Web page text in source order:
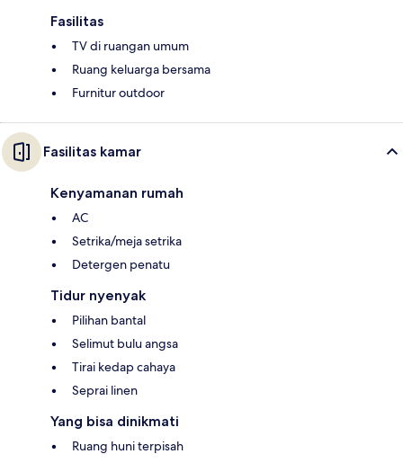
Fasilitas
TV di ruangan umum
Ruang keluarga bersama
Furnitur outdoor
Fasilitas kamar
Kenyamanan rumah
AC
Setrika/meja setrika
Detergen penatu
Tidur nyenyak
Pilihan bantal
Selimut bulu angsa
Tirai kedap cahaya
Seprai linen
Yang bisa dinikmati
Ruang huni terpisah